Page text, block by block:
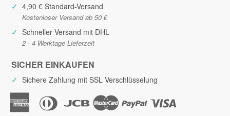
✓ 4,90 € Standard-Versand
Kostenloser Versand ab 50 €
✓ Schneller Versand mit DHL
2 - 4 Werktage Lieferzeit
SICHER EINKAUFEN
✓ Sichere Zahlung mit SSL Verschlüsselung